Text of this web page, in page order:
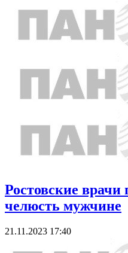
Ростовские врачи
челюсть мужчине
21.11.2023 17:40